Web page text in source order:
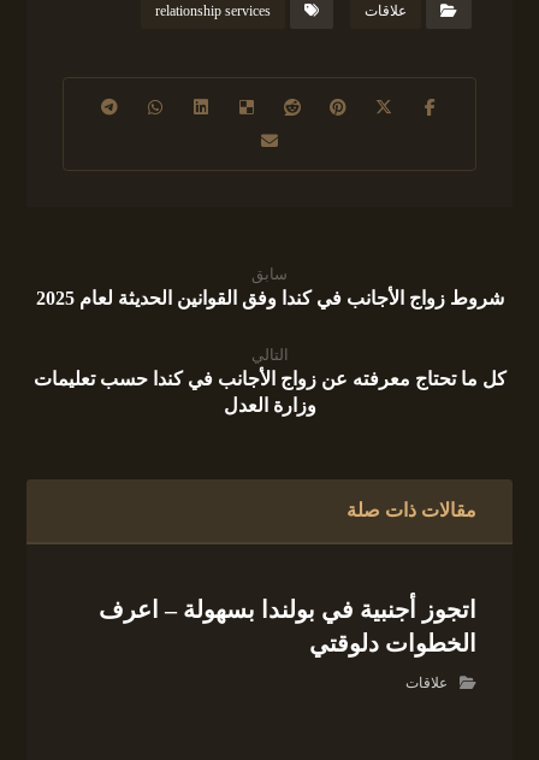
علاقات relationship services
سابق
شروط زواج الأجانب في كندا وفق القوانين الحديثة لعام 2025
التالي
كل ما تحتاج معرفته عن زواج الأجانب في كندا حسب تعليمات
وزارة العدل
مقالات ذات صلة
اتجوز أجنبية في بولندا بسهولة – اعرف
الخطوات دلوقتي
علاقات